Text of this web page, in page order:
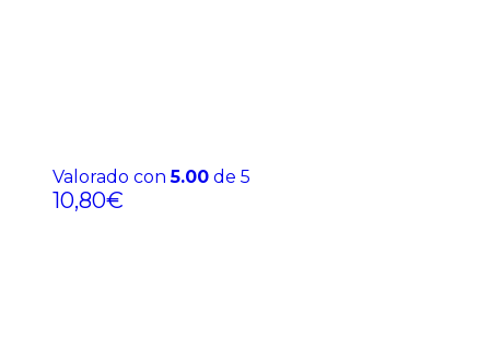
Valorado con5.00 de 5
10,80€